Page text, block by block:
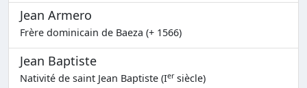
Jean Armero
Frère dominicain de Baeza (+ 1566)
Jean Baptiste
Nativité de saint Jean Baptiste (Iersiècle)